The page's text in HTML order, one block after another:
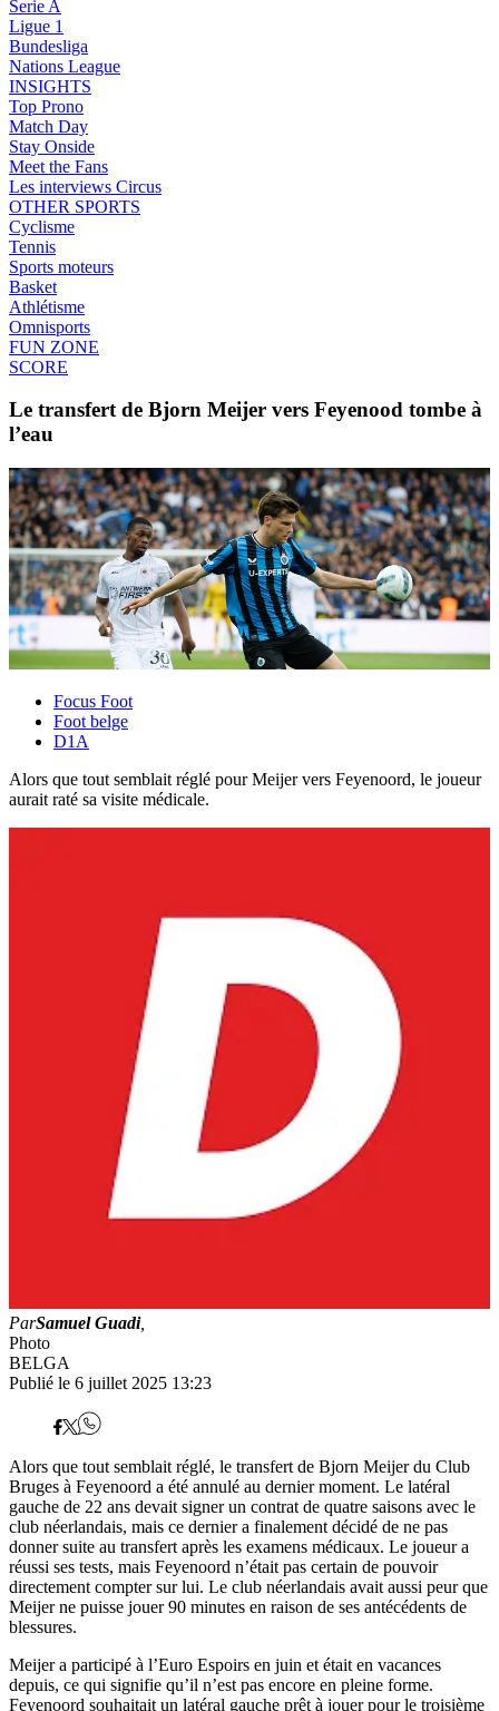
Serie A
Ligue 1
Bundesliga
Nations League
INSIGHTS
Top Prono
Match Day
Stay Onside
Meet the Fans
Les interviews Circus
OTHER SPORTS
Cyclisme
Tennis
Sports moteurs
Basket
Athlétisme
Omnisports
FUN ZONE
SCORE
Le transfert de Bjorn Meijer vers Feyenood tombe à
l’eau
Focus Foot
Foot belge
D1A
Alors que tout semblait réglé pour Meijer vers Feyenoord, le joueur
aurait raté sa visite médicale.
ParSamuel Guadi,
Photo
BELGA
Publié le 6 juillet 2025 13:23
Alors que tout semblait réglé, le transfert de Bjorn Meijer du Club
Bruges à Feyenoord a été annulé au dernier moment. Le latéral
gauche de 22 ans devait signer un contrat de quatre saisons avec le
club néerlandais, mais ce dernier a finalement décidé de ne pas
donner suite au transfert après les examens médicaux. Le joueur a
réussi ses tests, mais Feyenoord n’était pas certain de pouvoir
directement compter sur lui. Le club néerlandais avait aussi peur que
Meijer ne puisse jouer 90 minutes en raison de ses antécédents de
blessures.
Meijer a participé à l’Euro Espoirs en juin et était en vacances
depuis, ce qui signifie qu’il n’est pas encore en pleine forme.
Feyenoord souhaitait un latéral gauche prêt à jouer pour le troisième